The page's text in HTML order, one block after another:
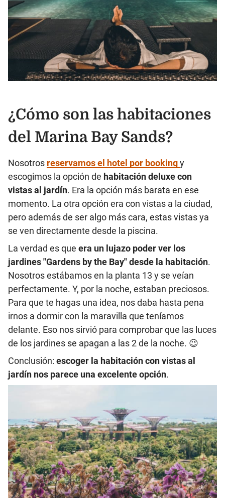
¿Cómo son las habitaciones
del Marina Bay Sands?
Nosotros reservamos el hotel por bookingy
escogimos la opción de habitación deluxe con
vistas al jardín. Era la opción más barata en ese
momento. La otra opción era con vistas a la ciudad,
pero además de ser algo más cara, estas vistas ya
se ven directamente desde la piscina.
La verdad es que era un lujazo poder ver los
jardines "Gardens by the Bay" desde la habitación.
Nosotros estábamos en la planta 13 y se veían
perfectamente. Y, por la noche, estaban preciosos.
Para que te hagas una idea, nos daba hasta pena
irnos a dormir con la maravilla que teníamos
delante. Eso nos sirvió para comprobar que las luces
de los jardines se apagan a las 2 de la noche. 😉
Conclusión: escoger la habitación con vistas al
jardín nos parece una excelente opción.